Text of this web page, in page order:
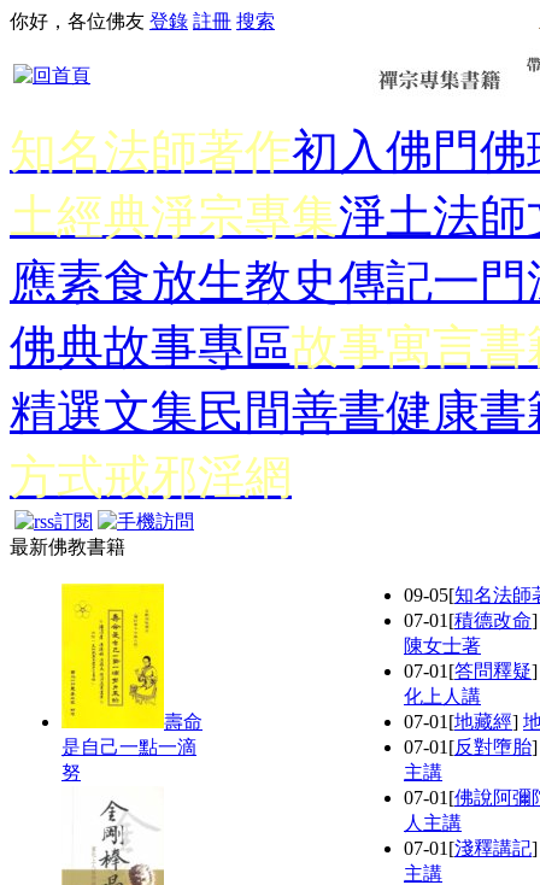
你好，各位佛友 登錄 註冊 搜索
知名法師著作初入佛門佛
土經典淨宗專集淨土法師
應素食放生教史傳記一門
佛典故事專區故事寓言書
精選文集民間善書健康書
方式戒邪淫網
最新佛教書籍
壽命
是自己一點一滴
努
09-05[知名法師
07-01 [積德改命
陳女士著
07-01 [答問釋疑
化上人講
07-01 [地藏經]
07-01 [反對墮胎
主講
07-01 [佛說阿彌
人主講
07-01 [淺釋講記
主講